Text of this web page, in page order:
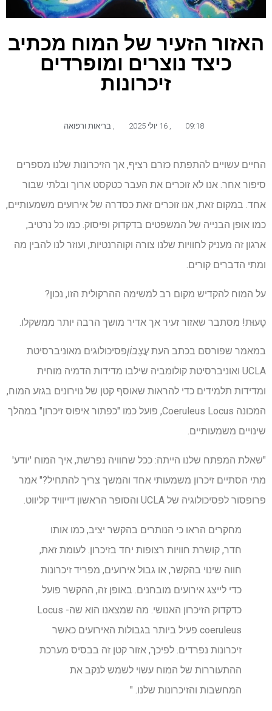
האזור הזעיר של המוח מכתיב
כיצד נוצרים ומופרדים
זיכרונות
09:18 16 יולי 2025 בריאות ורפואה
החיים עשויים להתפתח כזרם רציף, אך הזיכרונות שלנו מספרים
סיפור אחר. אנו לא זוכרים את העבר כטקסט ארוך ובלתי שבור
אחד. במקום זאת, אנו זוכרים זאת כסדרה של אירועים משמעותיים,
כמו אופן הבנייה של המשפטים בדקדוק ופיסוק. כמו כל נרטיב,
ארגון זה מעניק לחוויות שלנו צורה וקוהרנטיות, ועוזר לנו להבין מה
ומתי הדברים קורים.
על המוח להקדיש מקום רב למשימה ההרקולית הזו, נכון?
טָעוּת! מסתבר שאזור זעיר אך אדיר מושך הרבה יותר ממשקלו.
במאמר שפורסם בכתב העתעֲצָבוֹןפסיכולוגים מאוניברסיטת
UCLA ואוניברסיטת קולומביה שילבו מדידות הדמיה מוחית
ומדידות תלמידים כדי להראות שאוסף קטן של נוירונים בגזע המוח,
המכונה Coeruleus Locus, פועל כמו "כפתור איפוס זיכרון" במהלך
שינויים משמעותיים.
"שאלת המפתח שלנו הייתה: ככל שחוויה נפרשת, איך המוח 'יודע'
מתי הסתיים זיכרון משמעותי אחד והמשך צריך להתחיל?" אמר
פרופסור לפסיכולוגיה של UCLA והסופר הראשון דייוויד קליווט.
מחקרים הראו כי הנותרים בהקשר יציב, כמו אותו
חדר, קושרת חוויות רצופות יחד בזיכרון. לעומת זאת,
חווה שינוי בהקשר, או גבול אירועים, מפריד זיכרונות
כדי לייצג אירועים מובחנים. באופן זה, ההקשר פועל
כדקדוק הזיכרון האנושי. מה שמצאנו הוא שה- Locus
coeruleus פעיל ביותר בגבולות האירועים כאשר
זיכרונות נפרדים. לפיכך, אזור קטן זה בבסיס מערכת
ההתעוררות של המוח עשוי לשמש לנקב את
המחשבות והזיכרונות שלנו. "